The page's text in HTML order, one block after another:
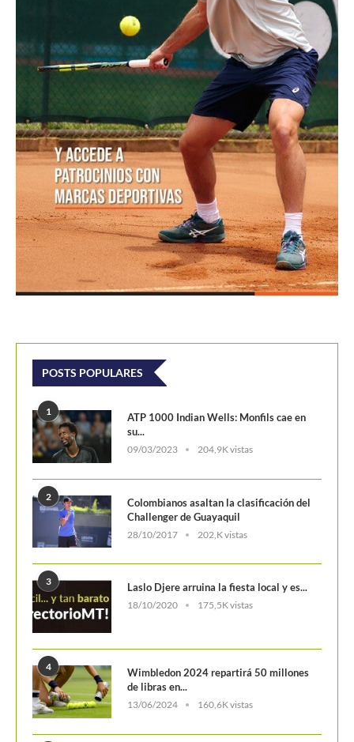
POSTS POPULARES
1
ATP 1000 Indian Wells: Monfils cae en
su...
09/03/2023 204,9K vistas
2
Colombianos asaltan la clasificación del
Challenger de Guayaquil
28/10/2017 202,K vistas
3 Laslo Djere arruina la fiesta local y es...
18/10/2020 175,5K vistas
4
Wimbledon 2024 repartirá 50 millones
de libras en...
13/06/2024 160,6K vistas